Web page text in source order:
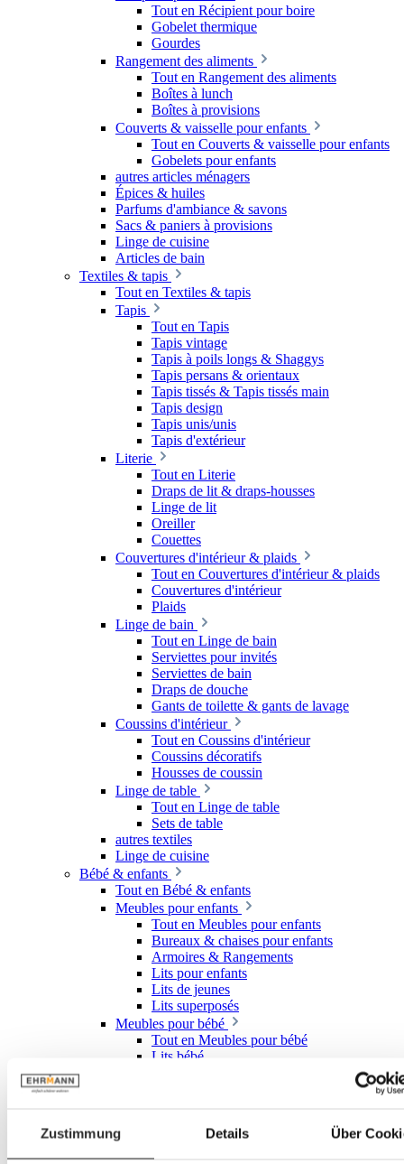
Zustimmung Details Über
Tout en Récipient pour boire
Gobelet thermique
Gourdes
Rangement des aliments
Tout en Rangement des aliments
Boîtes à lunch
Boîtes à provisions
Couverts & vaisselle pour enfants
Tout en Couverts & vaisselle pour enfants
Gobelets pour enfants
autres articles ménagers
Épices & huiles
Parfums d'ambiance & savons
Sacs & paniers à provisions
Linge de cuisine
Articles de bain
Textiles & tapis
Tout en Textiles & tapis
Tapis
Tout en Tapis
Tapis vintage
Tapis à poils longs & Shaggys
Tapis persans & orientaux
Tapis tissés & Tapis tissés main
Tapis design
Tapis unis/unis
Tapis d'extérieur
Literie
Tout en Literie
Draps de lit & draps-housses
Linge de lit
Oreiller
Couettes
Couvertures d'intérieur & plaids
Tout en Couvertures d'intérieur & plaids
Couvertures d'intérieur
Plaids
Linge de bain
Tout en Linge de bain
Serviettes pour invités
Serviettes de bain
Draps de douche
Gants de toilette & gants de lavage
Coussins d'intérieur
Tout en Coussins d'intérieur
Coussins décoratifs
Housses de coussin
Linge de table
Tout en Linge de table
Sets de table
autres textiles
Linge de cuisine
Bébé & enfants
Tout en Bébé & enfants
Meubles pour enfants
Tout en Meubles pour enfants
Bureaux & chaises pour enfants
Armoires & Rangements
Lits pour enfants
Lits de jeunes
Lits superposés
Meubles pour bébé
Tout en Meubles pour bébé
Lits bébé
Tout en Décoration
Articles de décoration